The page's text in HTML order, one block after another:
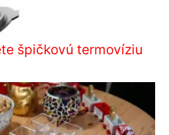
špičkovú termovíziu